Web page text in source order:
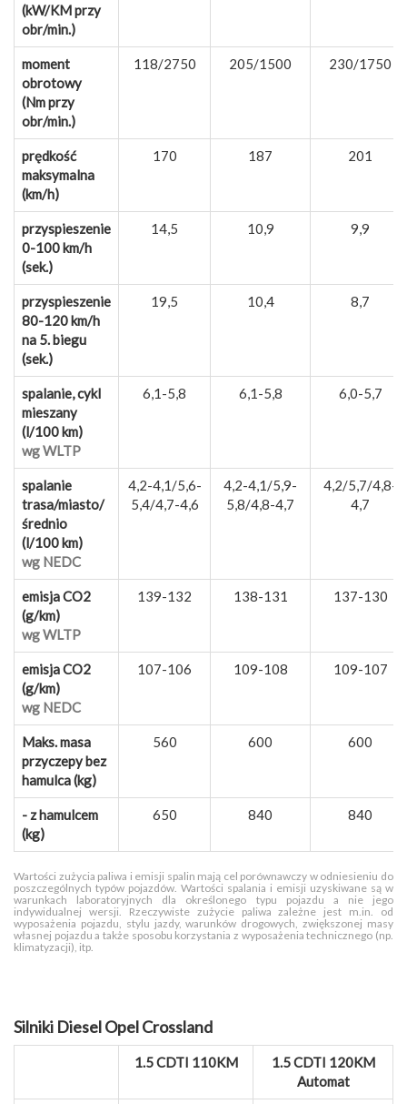
(kW/KM przy
obr/min.)
moment
obrotowy
(Nm przy
obr/min.)
118/2750 205/1500 230/1750
prędkość
maksymalna
(km/h)
170 187 201
przyspieszenie
0-100 km/h
(sek.)
14,5 10,9 9,9
przyspieszenie
80-120 km/h
na 5. biegu
(sek.)
19,5 10,4 8,7
spalanie, cykl
mieszany
(l/100 km)
wg WLTP
6,1-5,8 6,1-5,8 6,0-5,7
spalanie
trasa/miasto/
średnio
(l/100 km)
wg NEDC
4,2-4,1/5,6-
5,4/4,7-4,6
4,2-4,1/5,9-
5,8/4,8-4,7
4,2/5,7/4,8-
4,7
emisja CO2
(g/km)
wg WLTP
139-132 138-131 137-130
emisja CO2
(g/km)
wg NEDC
107-106 109-108 109-107
Maks. masa
przyczepy bez
hamulca (kg)
560 600 600
- z hamulcem
(kg)
650 840 840
Wartości zużycia paliwa i emisji spalin mają cel porównawczy w odniesieniu do
poszczególnych typów pojazdów. Wartości spalania i emisji uzyskiwane są w
warunkach laboratoryjnych dla określonego typu pojazdu a nie jego
indywidualnej wersji. Rzeczywiste zużycie paliwa zależne jest m.in. od
wyposażenia pojazdu, stylu jazdy, warunków drogowych, zwiększonej masy
własnej pojazdu a także sposobu korzystania z wyposażenia technicznego (np.
klimatyzacji), itp.
Silniki Diesel Opel Crossland
1.5 CDTI 110KM
1.5 CDTI 120KM
Automat